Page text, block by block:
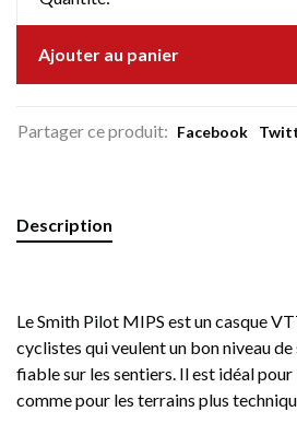
Ajouter au panier
Partager ce produit: Facebook
Description
Le Smith Pilot MIPS est un casque
cyclistes qui veulent un bon niveau
fiable sur les sentiers. Il est idéal
comme pour les terrains plus